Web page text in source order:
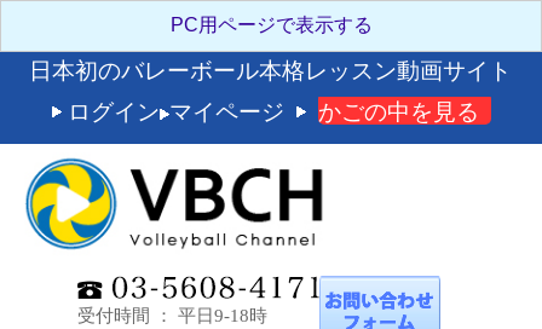
日本初のバレーボール本格レッスン動画サイト
ログイン マイページ かごの中を見る
受付時間 ： 平日9-18時